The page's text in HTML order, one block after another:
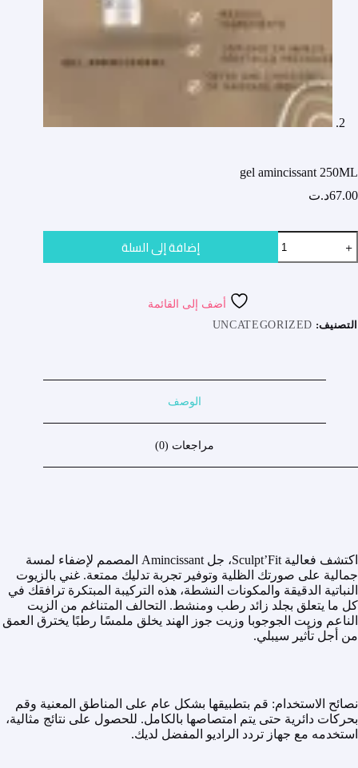
gel amincissant 250ML
67.00د.ت
gel
amincissant
إضافة إلى السلة
أضف إلى القائمة
التصنيف: UNCATEGORIZED
الوصف
مراجعات (0)
اكتشف فعالية Sculpt’Fit، جل Amincissant المصمم لإضفاء لمسة
جمالية على صورتك الظلية وتوفير تجربة تدليك ممتعة. غني بالزيوت
النباتية الدقيقة والمكونات النشطة، هذه التركيبة المبتكرة ترافقك في
كل ما يتعلق بجلد زائد رطب ومنشط. التحالف المتناغم من الزيت
الناعم وزيت الجوجوبا وزيت جوز الهند يخلق ملمسًا رطبًا يخترق العمق
من أجل تأثير سيبلي.
نصائح الاستخدام: قم بتطبيقها بشكل عام على المناطق المعنية وقم
بحركات دائرية حتى يتم امتصاصها بالكامل. للحصول على نتائج مثالية،
استخدمه مع جهاز تردد الراديو المفضل لديك.